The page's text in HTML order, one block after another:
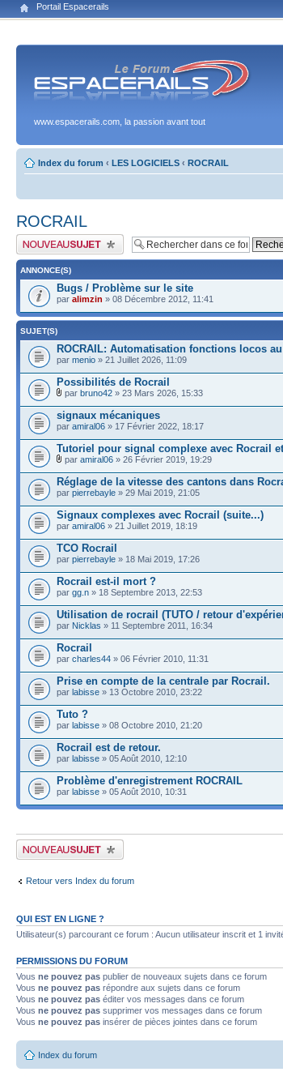
Portail Espacerails
www.espacerails.com, la passion avant tout
Index du forum ‹ LES LOGICIELS ‹ ROCRAIL
ROCRAIL
Publier un nouveau sujet
ANNONCE(S)
Bugs / Problème sur le site
par alimzin » 08 Décembre 2012, 11:41
SUJET(S)
ROCRAIL: Automatisation fonctions locos
par menio » 21 Juillet 2026, 11:09
Possibilités de Rocrail
par bruno42 » 23 Mars 2026, 15:33
signaux mécaniques
par amiral06 » 17 Février 2022, 18:17
Tutoriel pour signal complexe avec Rocrail
par amiral06 » 26 Février 2019, 19:29
Réglage de la vitesse des cantons dans
par pierrebayle » 29 Mai 2019, 21:05
Signaux complexes avec Rocrail (suite...)
par amiral06 » 21 Juillet 2019, 18:19
TCO Rocrail
par pierrebayle » 18 Mai 2019, 17:26
Rocrail est-il mort ?
par gg.n » 18 Septembre 2013, 22:53
Utilisation de rocrail (TUTO / retour
par Nicklas » 11 Septembre 2011, 16:34
Rocrail
par charles44 » 06 Février 2010, 11:31
Prise en compte de la centrale par Rocrail.
par labisse » 13 Octobre 2010, 23:22
Tuto ?
par labisse » 08 Octobre 2010, 21:20
Rocrail est de retour.
par labisse » 05 Août 2010, 12:10
Problème d'enregistrement ROCRAIL
par labisse » 05 Août 2010, 10:31
Publier un nouveau sujet
Retour vers Index du forum
QUI EST EN LIGNE ?
Utilisateur(s) parcourant ce forum : Aucun utilisateur inscrit et 1
PERMISSIONS DU FORUM
Vous ne pouvez pas publier de nouveaux sujets dans ce forum
Vous ne pouvez pas répondre aux sujets dans ce forum
Vous ne pouvez pas éditer vos messages dans ce forum
Vous ne pouvez pas supprimer vos messages dans ce forum
Vous ne pouvez pas insérer de pièces jointes dans ce forum
Index du forum